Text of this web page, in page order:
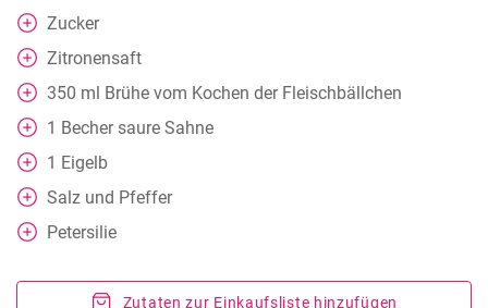
Zucker
Zitronensaft
350 ml Brühe vom Kochen der Fleischbällchen
1 Becher saure Sahne
1 Eigelb
Salz und Pfeffer
Petersilie
Zutaten zur Einkaufsliste hinzufügen